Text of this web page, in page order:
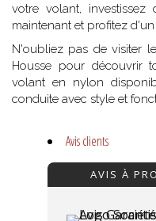
votre volant,
maintenant et profitez
N'oubliez pas de visiter
Housse pour découvrir
volant en nylon
conduite avec style et
Avis clients
AVIS À